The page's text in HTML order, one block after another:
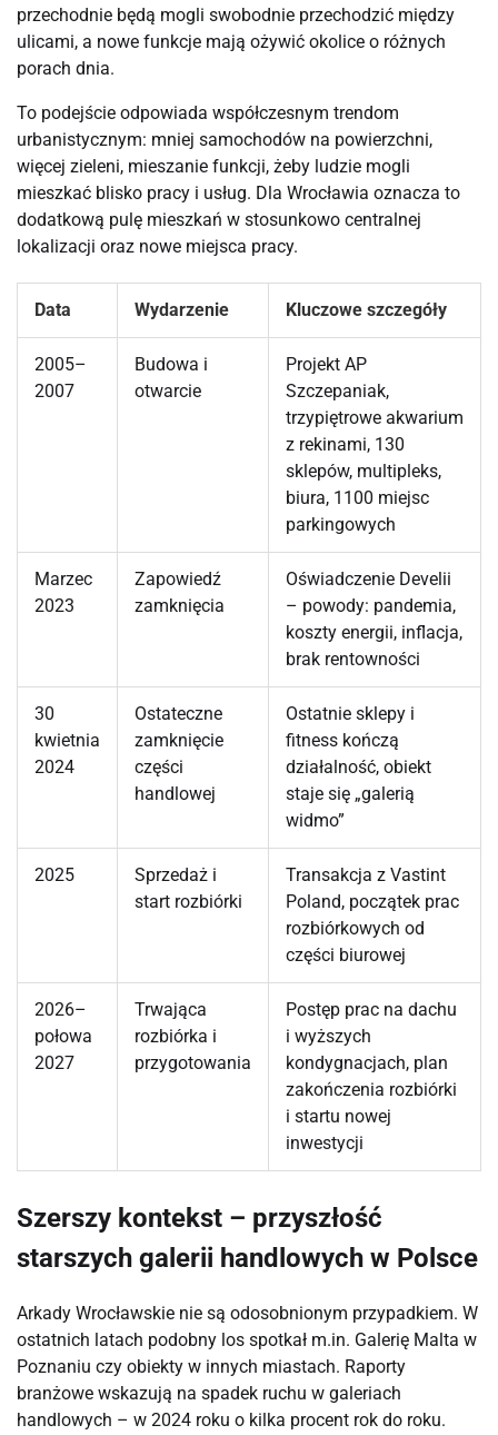
przechodnie będą mogli swobodnie przechodzić między
ulicami, a nowe funkcje mają ożywić okolice o różnych
porach dnia.
To podejście odpowiada współczesnym trendom
urbanistycznym: mniej samochodów na powierzchni,
więcej zieleni, mieszanie funkcji, żeby ludzie mogli
mieszkać blisko pracy i usług. Dla Wrocławia oznacza to
dodatkową pulę mieszkań w stosunkowo centralnej
lokalizacji oraz nowe miejsca pracy.
Data Wydarzenie Kluczowe szczegóły
2005–
2007
Budowa i
otwarcie
Projekt AP
Szczepaniak,
trzypiętrowe akwarium
z rekinami, 130
sklepów, multipleks,
biura, 1100 miejsc
parkingowych
Marzec
2023
Zapowiedź
zamknięcia
Oświadczenie Develii
– powody: pandemia,
koszty energii, inflacja,
brak rentowności
30
kwietnia
2024
Ostateczne
zamknięcie
części
handlowej
Ostatnie sklepy i
fitness kończą
działalność, obiekt
staje się „galerią
widmo”
2025
Sprzedaż i
start rozbiórki
Transakcja z Vastint
Poland, początek prac
rozbiórkowych od
części biurowej
2026–
połowa
2027
Trwająca
rozbiórka i
przygotowania
Postęp prac na dachu
i wyższych
kondygnacjach, plan
zakończenia rozbiórki
i startu nowej
inwestycji
Szerszy kontekst – przyszłość
starszych galerii handlowych w Polsce
Arkady Wrocławskie nie są odosobnionym przypadkiem. W
ostatnich latach podobny los spotkał m.in. Galerię Malta w
Poznaniu czy obiekty w innych miastach. Raporty
branżowe wskazują na spadek ruchu w galeriach
handlowych – w 2024 roku o kilka procent rok do roku.